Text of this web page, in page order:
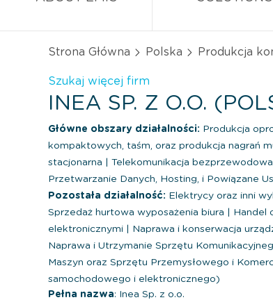
Strona Główna Polska Produkcja
Szukaj więcej firm
INEA SP. Z O.O.
Główne obszary działalności: Produkcja
kompaktowych, taśm, oraz produkcja nagrań
stacjonarna
Telekomunikacja
Przetwarzanie Danych, Hosting, i Powiązane
Pozostała działalność: Elektrycy oraz inni
Sprzedaż hurtowa wyposażenia biura
Handel
elektronicznymi
Naprawa i konserwacja
Naprawa i Utrzymanie Sprzętu
Maszyn oraz Sprzętu Przemysłowego i
samochodowego i elektronicznego)
Pełna nazwa: Inea Sp. z o.o.